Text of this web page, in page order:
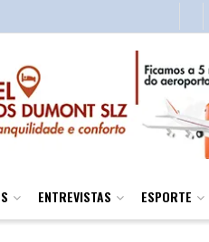
ENTREVISTAS ESPORTE